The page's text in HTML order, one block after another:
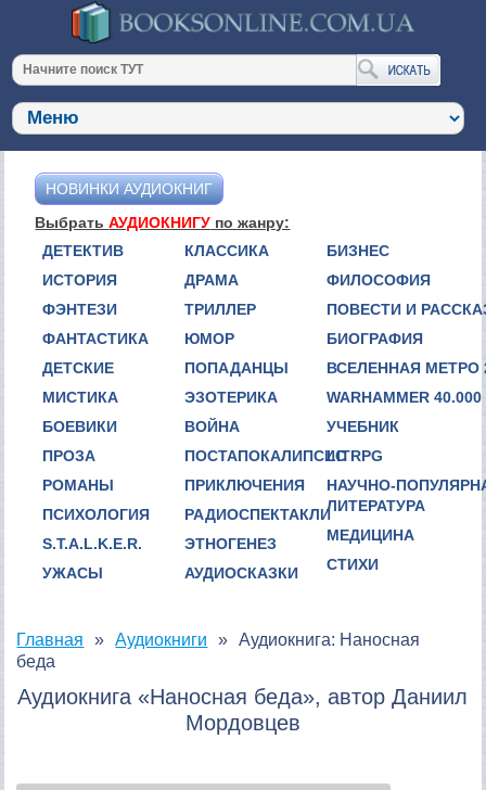
НОВИНКИ АУДИОКНИГ
ВыбратьАУДИОКНИГУ по жанру:
ДЕТЕКТИВ
ИСТОРИЯ
ФЭНТЕЗИ
ФАНТАСТИКА
ДЕТСКИЕ
МИСТИКА
БОЕВИКИ
ПРОЗА
РОМАНЫ
ПСИХОЛОГИЯ
S.T.A.L.K.E.R.
УЖАСЫ
КЛАССИКА
ДРАМА
ТРИЛЛЕР
ЮМОР
ПОПАДАНЦЫ
ЭЗОТЕРИКА
ВОЙНА
ПОСТАПОКАЛИПСИС
ПРИКЛЮЧЕНИЯ
РАДИОСПЕКТАКЛИ
ЭТНОГЕНЕЗ
АУДИОСКАЗКИ
БИЗНЕС
ФИЛОСОФИЯ
ПОВЕСТИ И
БИОГРАФИЯ
ВСЕЛЕННАЯ МЕТРО
WARHAMMER 40.000
УЧЕБНИК
LITRPG
НАУЧНО-
ЛИТЕРАТУРА
МЕДИЦИНА
СТИХИ
Главная Аудиокниги
Аудиокнига: Наносная
беда
Аудиокнига «Наносная беда», автор Даниил
Мордовцев